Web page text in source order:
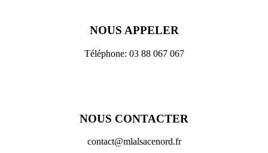
NOUS APPELER
Téléphone: 03 88 067 067
NOUS CONTACTER
contact@mlalsacenord.fr